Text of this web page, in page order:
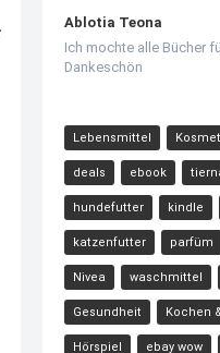
Ablotia Teona
Ich mochte alle Bücher
Dankeschön
Lebensmittel
deals ebook
hundefutter kindle
katzenfutter parfüm
Nivea waschmittel
Gesundheit Kochen
Hörspiel ebay wow